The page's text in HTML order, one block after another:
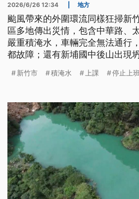
2026/6/26 12:34 地方
颱風帶來的外圍環流同樣狂掃新
區多地傳出災情，包含中華路、
嚴重積淹水，車輛完全無法通行
都故障；還有新埔國中後山出現
災情，新竹市也宣布，依據最新
始全市停班停課。
新竹市 積淹水 上課 停止上